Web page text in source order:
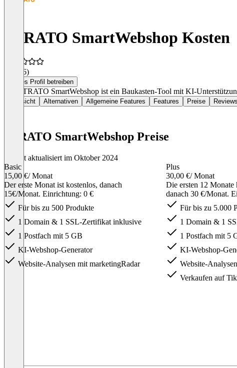
STRATO SmartWebshop Kosten
(26)
Dieses Profil betreiben
Der STRATO SmartWebshop ist ein Baukasten-Tool mit KI-
Übersicht Alternativen Allgemeine Features Features Preise Reviews
STRATO SmartWebshop Preise
Zuletzt aktualisiert im Oktober 2024
Basic
15,00 €/ Monat
Der erste Monat ist kostenlos, danach
15€/Monat. Einrichtung: 0 €
Für bis zu 500 Produkte
1 Domain & 1 SSL-Zertifikat inklusive
1 Postfach mit 5 GB
KI-Webshop-Generator
Website-Analysen mit marketingRadar
Plus
30,00 €/ Monat
Die ersten 12 Monate
danach 30 €/Monat.
Für bis zu 5.000
1 Domain & 1
1 Postfach mit 5
KI-Webshop-
Website-
Verkaufen auf